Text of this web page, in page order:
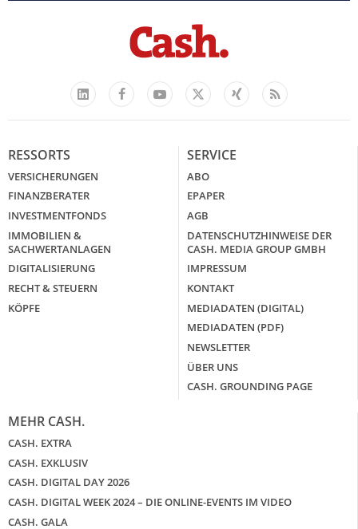
LinkedIn
FacebookYouTube
X
Xing Feed
RESSORTS
VERSICHERUNGEN
FINANZBERATER
INVESTMENTFONDS
IMMOBILIEN &
SACHWERTANLAGEN
DIGITALISIERUNG
RECHT & STEUERN
KÖPFE
SERVICE
ABO
EPAPER
AGB
DATENSCHUTZHINWEISE DER
CASH. MEDIA GROUP GMBH
IMPRESSUM
KONTAKT
MEDIADATEN (DIGITAL)
MEDIADATEN (PDF)
NEWSLETTER
ÜBER UNS
CASH. GROUNDING PAGE
MEHR CASH.
CASH. EXTRA
CASH. EXKLUSIV
CASH. DIGITAL DAY 2026
CASH. DIGITAL WEEK 2024 – DIE ONLINE-EVENTS IM VIDEO
CASH. GALA